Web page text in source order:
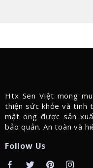
Htx Sen Việt mong
thiện sức khỏe và tinh
mật ong được sản
bảo quản. An toàn và
Follow Us